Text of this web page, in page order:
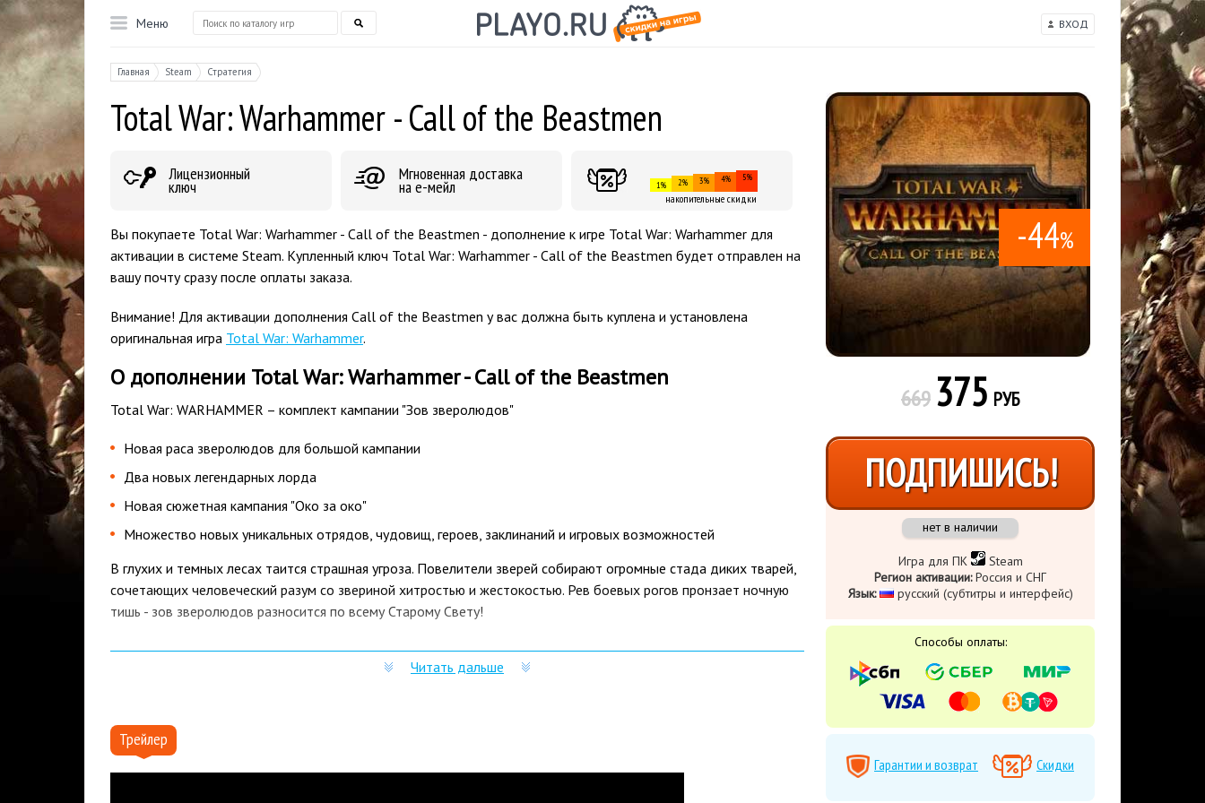
ВХОД
Меню
Главная Steam Стратегия
Total War: Warhammer - Call of the Beastmen
Лицензионный
ключ
Мгновенная доставка
на е-мейл 1% 2% 3% 4% 5%
накопительные скидки
Вы покупаете Total War: Warhammer - Call of the Beastmen - дополнение к игре Total War: Warhammer для
активации в системе Steam. Купленный ключ Total War: Warhammer - Call of the Beastmen будет отправлен на
вашу почту сразу после оплаты заказа.
Внимание! Для активации дополнения Call of the Beastmen у вас должна быть куплена и установлена
оригинальная игра Total War: Warhammer.
О дополнении Total War: Warhammer - Call of the Beastmen
Total War: WARHAMMER – комплект кампании "Зов зверолюдов"
Новая раса зверолюдов для большой кампании
Два новых легендарных лорда
Новая сюжетная кампания "Око за око"
Множество новых уникальных отрядов, чудовищ, героев, заклинаний и игровых возможностей
В глухих и темных лесах таится страшная угроза. Повелители зверей собирают огромные стада диких тварей,
сочетающих человеческий разум со звериной хитростью и жестокостью. Рев боевых рогов пронзает ночную
тишь - зов зверолюдов разносится по всему Старому Свету!
Комплект кампании "Зов зверолюдов" добавляет в игру Total War: WARHAMMER новую расу зверолюдов -
диких приспешников Хаоса, живущих кочевыми ордами. Среди их воинов, зачастую обладающих уникальными
Око за око
Небольшая сюжетная кампания "Око за око" посвящена яростной войне зверолюдов с людьми. Игроку
Читать дальше
Трейлер
-44%
669 375 РУБ
ПОДПИШИСЬ!
нет в наличии
Игра для ПК
Steam
Регион активации:Россия и СНГ
Язык:
русский (субтитры и интерфейс)
Способы оплаты:
Гарантии и возврат Скидки